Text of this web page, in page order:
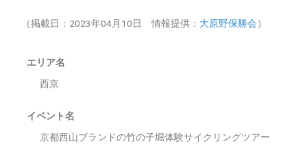
（掲載日：2023年04月10日 情報提供： 大原野保勝会）
エリア名
西京
イベント名
京都西山ブランドの竹の子堀体験サイクリングツアー